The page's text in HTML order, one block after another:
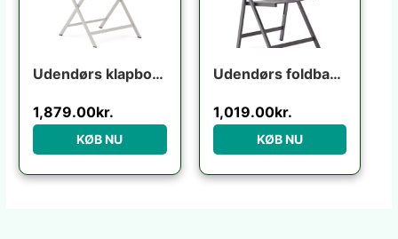
Udendørs klapbord Kave Home Torreta foldbart hvid aluminium 70×70 cm terrassebord til 4 personer
1,879.00kr.
KØB NU
Udendørs foldbar klapstol Kave Home Torreta grafit aluminium med fodstøtte UV-modstandsdygtig
1,019.00kr.
KØB NU